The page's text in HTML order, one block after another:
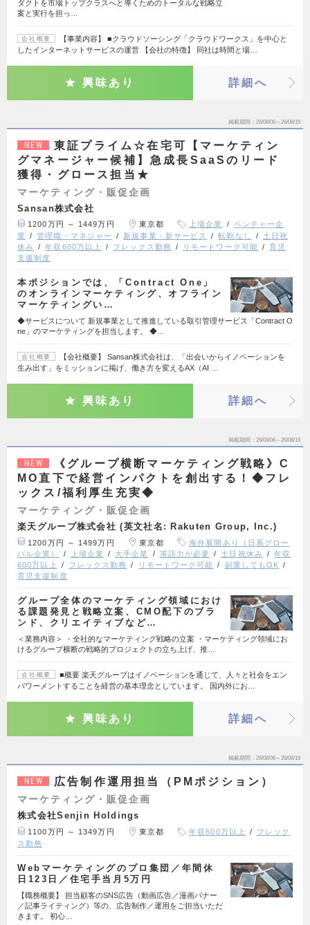
ダクトを市場トップクラスへと導くためのトータルな戦略立
案と実行を担っ…
会社概要
【事業内容】 ■クラウドソーシング「クラウドワークス」を中心と
したインターネットサービスの運営 【会社の特徴】 同社は時間と場…
興味あり 詳細へ
掲載期間 26/08/06～26/08/19
NEW
東証プライム☆在宅可【マーケティン
グマネージャー候補】急成長SaaSのリード
獲得・グロース担当★
マーケティング・販促企画
Sansan株式会社
1200万円 ～ 1449万円 東京都 上場企業
ベンチャー企
業
管理職・マネジャー 新規事業・新サービス 転勤なし
土日祝
休み
年収600万以上 フレックス勤務 リモートワーク可能
育児
支援制度
本ポジションでは、「Contract One」
のオンラインマーケティング、オフライン
マーケティングい…
◆サービスについて 新規事業として推進している取引管理サービス「Contract O
ne」のマーケティングを担当します。 ◆…
会社概要
【会社概要】 Sansan株式会社は、「出会いからイノベーションを
生み出す」をミッションに掲げ、働き方を変えるAX（AI …
興味あり 詳細へ
掲載期間 26/08/06～26/08/19
NEW
《グループ横断マーケティング戦略》C
MO直下で経営インパクトを創出する！◆フレ
ックス/福利厚生充実◆
マーケティング・販促企画
楽天グループ株式会社 (英文社名: Rakuten Group, Inc.)
1200万円 ～ 1499万円 東京都
海外展開あり（日系グロー
バル企業）
上場企業 大手企業 英語力が必要 土日祝休み
年収
600万以上
フレックス勤務 リモートワーク可能
副業してもOK
育児支援制度
グループ全体のマーケティング領域におけ
る課題発見と戦略立案、CMO配下のブラ
ンド、クリエイティブなど…
＜業務内容＞ ・全社的なマーケティング戦略の立案 ・マーケティング領域にお
けるグループ横断の戦略的プロジェクトの立ち上げ、推…
会社概要
■概要 楽天グループはイノベーションを通じて、人々と社会をエン
パワーメントすることを経営の基本理念としています。 国内外にお…
興味あり 詳細へ
掲載期間 26/08/06～26/08/19
NEW 広告制作運用担当（PMポジション）
マーケティング・販促企画
株式会社Senjin Holdings
1100万円 ～ 1349万円 東京都 年収600万以上
フレック
ス勤務
Webマーケティングのプロ集団／年間休
日123日／住宅手当月5万円
【職務概要】 担当顧客のSNS広告（動画広告／漫画バナー
／記事ライティング）等の、広告制作／運用をご担当いただ
きます。 初心…